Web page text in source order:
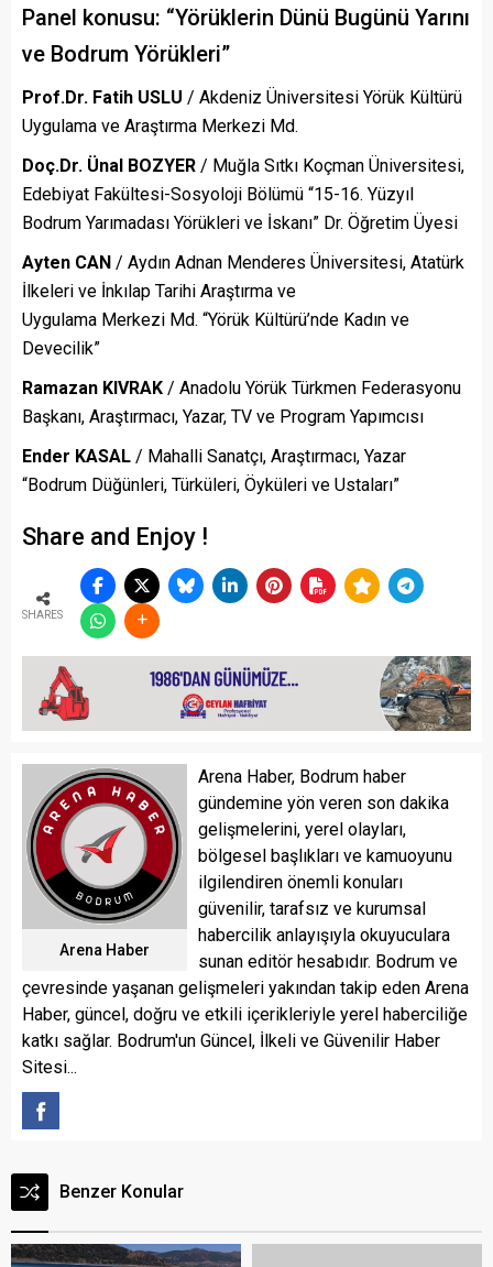
Panel konusu: “Yörüklerin Dünü Bugünü Yarını
ve Bodrum Yörükleri”
Prof.Dr. Fatih USLU / Akdeniz Üniversitesi Yörük Kültürü
Uygulama ve Araştırma Merkezi Md.
Doç.Dr. Ünal BOZYER / Muğla Sıtkı Koçman Üniversitesi,
Edebiyat Fakültesi-Sosyoloji Bölümü “15-16. Yüzyıl
Bodrum Yarımadası Yörükleri ve İskanı” Dr. Öğretim Üyesi
Ayten CAN / Aydın Adnan Menderes Üniversitesi, Atatürk
İlkeleri ve İnkılap Tarihi Araştırma ve
Uygulama Merkezi Md. “Yörük Kültürü’nde Kadın ve
Devecilik”
Ramazan KIVRAK / Anadolu Yörük Türkmen Federasyonu
Başkanı, Araştırmacı, Yazar, TV ve Program Yapımcısı
Ender KASAL / Mahalli Sanatçı, Araştırmacı, Yazar
“Bodrum Düğünleri, Türküleri, Öyküleri ve Ustaları”
Share and Enjoy !
SHARES
Arena Haber
Arena Haber, Bodrum haber
gündemine yön veren son dakika
gelişmelerini, yerel olayları,
bölgesel başlıkları ve kamuoyunu
ilgilendiren önemli konuları
güvenilir, tarafsız ve kurumsal
habercilik anlayışıyla okuyuculara
sunan editör hesabıdır. Bodrum ve
çevresinde yaşanan gelişmeleri yakından takip eden Arena
Haber, güncel, doğru ve etkili içerikleriyle yerel haberciliğe
katkı sağlar. Bodrum'un Güncel, İlkeli ve Güvenilir Haber
Sitesi...
Benzer Konular